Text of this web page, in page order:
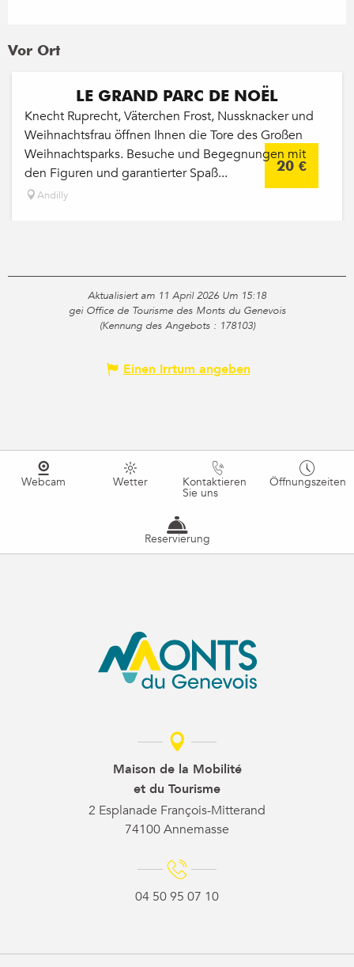
Vor Ort
20 €
LE GRAND PARC DE NOËL
Knecht Ruprecht, Väterchen Frost, Nussknacker und
Weihnachtsfrau öffnen Ihnen die Tore des Großen
Weihnachtsparks. Besuche und Begegnungen mit
den Figuren und garantierter Spaß...
Andilly
Aktualisiert am 11 April 2026 Um 15:18
gei Office de Tourisme des Monts du Genevois
(Kennung des Angebots : 178103)
Einen Irrtum angeben
Webcam Wetter Kontaktieren
Sie uns
Öffnungszeiten
Reservierung
Maison de la Mobilité
et du Tourisme
2 Esplanade François-Mitterand
74100 Annemasse
04 50 95 07 10